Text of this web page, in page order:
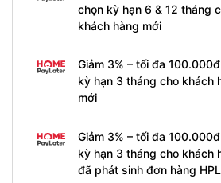
chọn kỳ hạn 6 & 12 tháng
khách hàng mới
Giảm 3% – tối đa
kỳ hạn 3 tháng cho khách
mới
Giảm 3% – tối đa
kỳ hạn 3 tháng cho khách
đã phát sinh đơn hàng HPL